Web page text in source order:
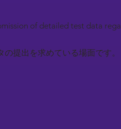
of detailed test data
提出を求めている場面です。